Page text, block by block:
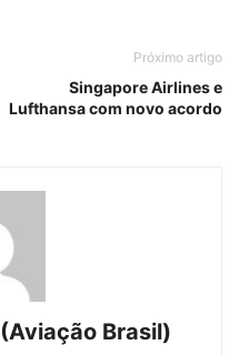
Próximo artigo
Singapore Airlines e
Lufthansa com novo acordo
Brasil)